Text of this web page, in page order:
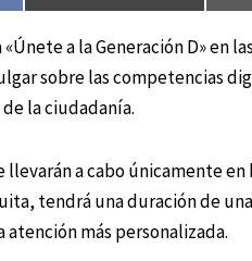
a la Generación D» en
sobre las competencias
la ciudadanía.
a cabo únicamente en
tendrá una duración de
atención más personalizada.